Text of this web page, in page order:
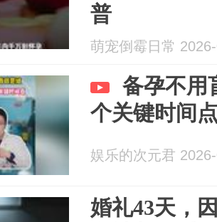
普
萌宠倒霉日常
备孕不用
个关键时间
娱乐的次元君
婚礼43天，